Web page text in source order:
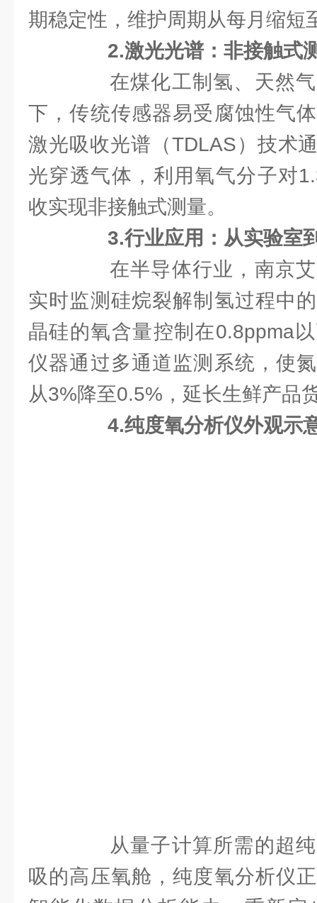
期稳定性，维护周期从每月缩短
2.激光光谱：非接触式
在煤化工制氢、天然气
下，传统传感器易受腐蚀性气
激光吸收光谱（TDLAS）技术
光穿透气体，利用氧气分子对
收实现非接触式测量。
3.行业应用：从实验室
在半导体行业，南京艾
实时监测硅烷裂解制氢过程中
晶硅的氧含量控制在0.8ppma
仪器通过多通道监测系统，使
从3%降至0.5%，延长生鲜产品
4.纯度氧分析仪外观示
从量子计算所需的超纯
吸的高压氧舱，纯度氧分析仪